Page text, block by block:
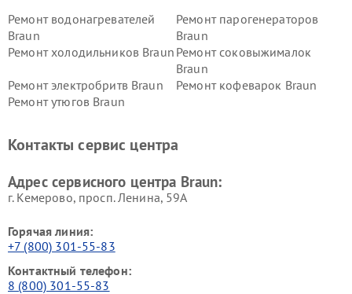
Ремонт водонагревателей
Braun
Ремонт парогенераторов
Braun
Ремонт холодильников Braun Ремонт соковыжималок
Braun
Ремонт электробритв Braun
Ремонт кофеварок Braun
Ремонт утюгов Braun
Контакты сервис центра
Адрес сервисного центра Braun:
г. Кемерово, просп. Ленина, 59А
Горячая линия:
+7 (800) 301-55-83
Контактный телефон:
8 (800) 301-55-83